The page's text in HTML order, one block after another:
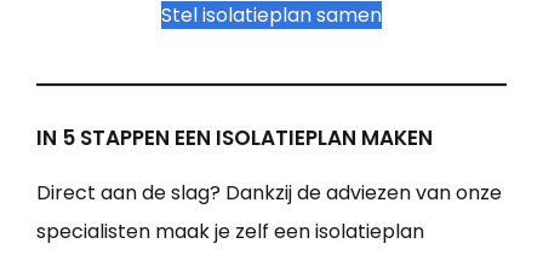
Stel isolatieplan samen
IN 5 STAPPEN EEN ISOLATIEPLAN MAKEN
Direct aan de slag? Dankzij de adviezen van onze
specialisten maak je zelf een isolatieplan